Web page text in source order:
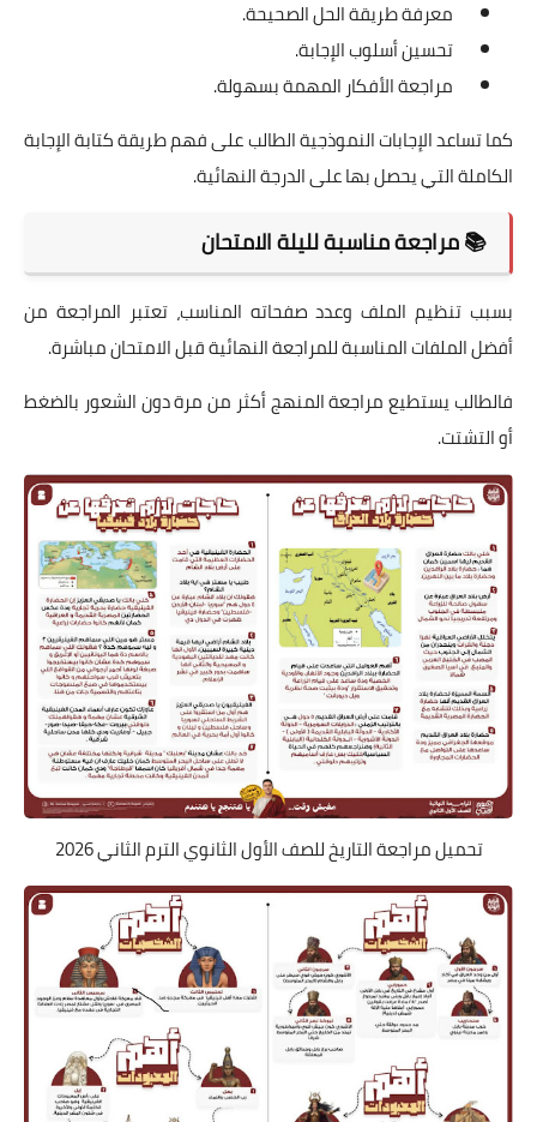
معرفة طريقة الحل الصحيحة.
تحسين أسلوب الإجابة.
مراجعة الأفكار المهمة بسهولة.
كما تساعد الإجابات النموذجية الطالب على فهم طريقة كتابة الإجابة
الكاملة التي يحصل بها على الدرجة النهائية.
📚 مراجعة مناسبة لليلة الامتحان
بسبب تنظيم الملف وعدد صفحاته المناسب، تعتبر المراجعة من
أفضل الملفات المناسبة للمراجعة النهائية قبل الامتحان مباشرة.
فالطالب يستطيع مراجعة المنهج أكثر من مرة دون الشعور بالضغط
أو التشتت.
تحميل مراجعة التاريخ للصف الأول الثانوي الترم الثاني 2026